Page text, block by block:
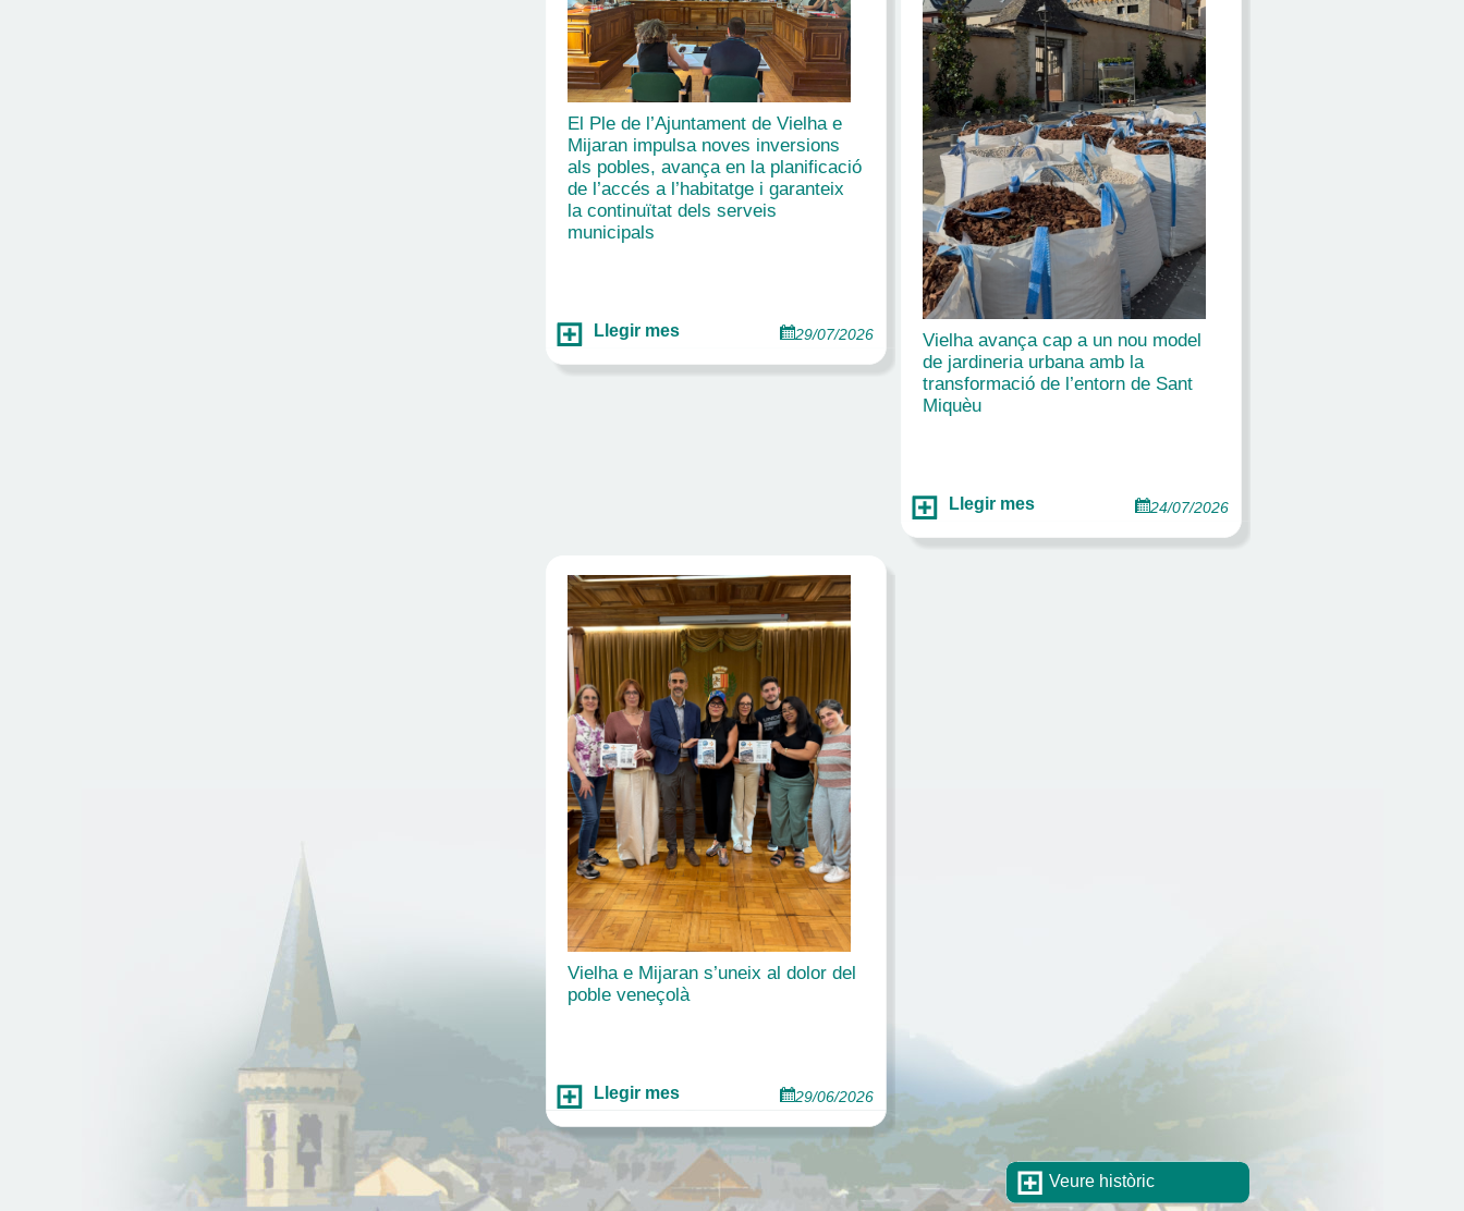
El Ple de l’Ajuntament de Vielha e
Mijaran impulsa noves inversions
als pobles, avança en la planificació
de l’accés a l’habitatge i garanteix
la continuïtat dels serveis
municipals
Llegir mes 29/07/2026
Vielha avança cap a un nou model
de jardineria urbana amb la
transformació de l’entorn de Sant
Miquèu
Llegir mes 24/07/2026
Vielha e Mijaran s’uneix al dolor del
poble veneçolà
Llegir mes 29/06/2026
Veure històric